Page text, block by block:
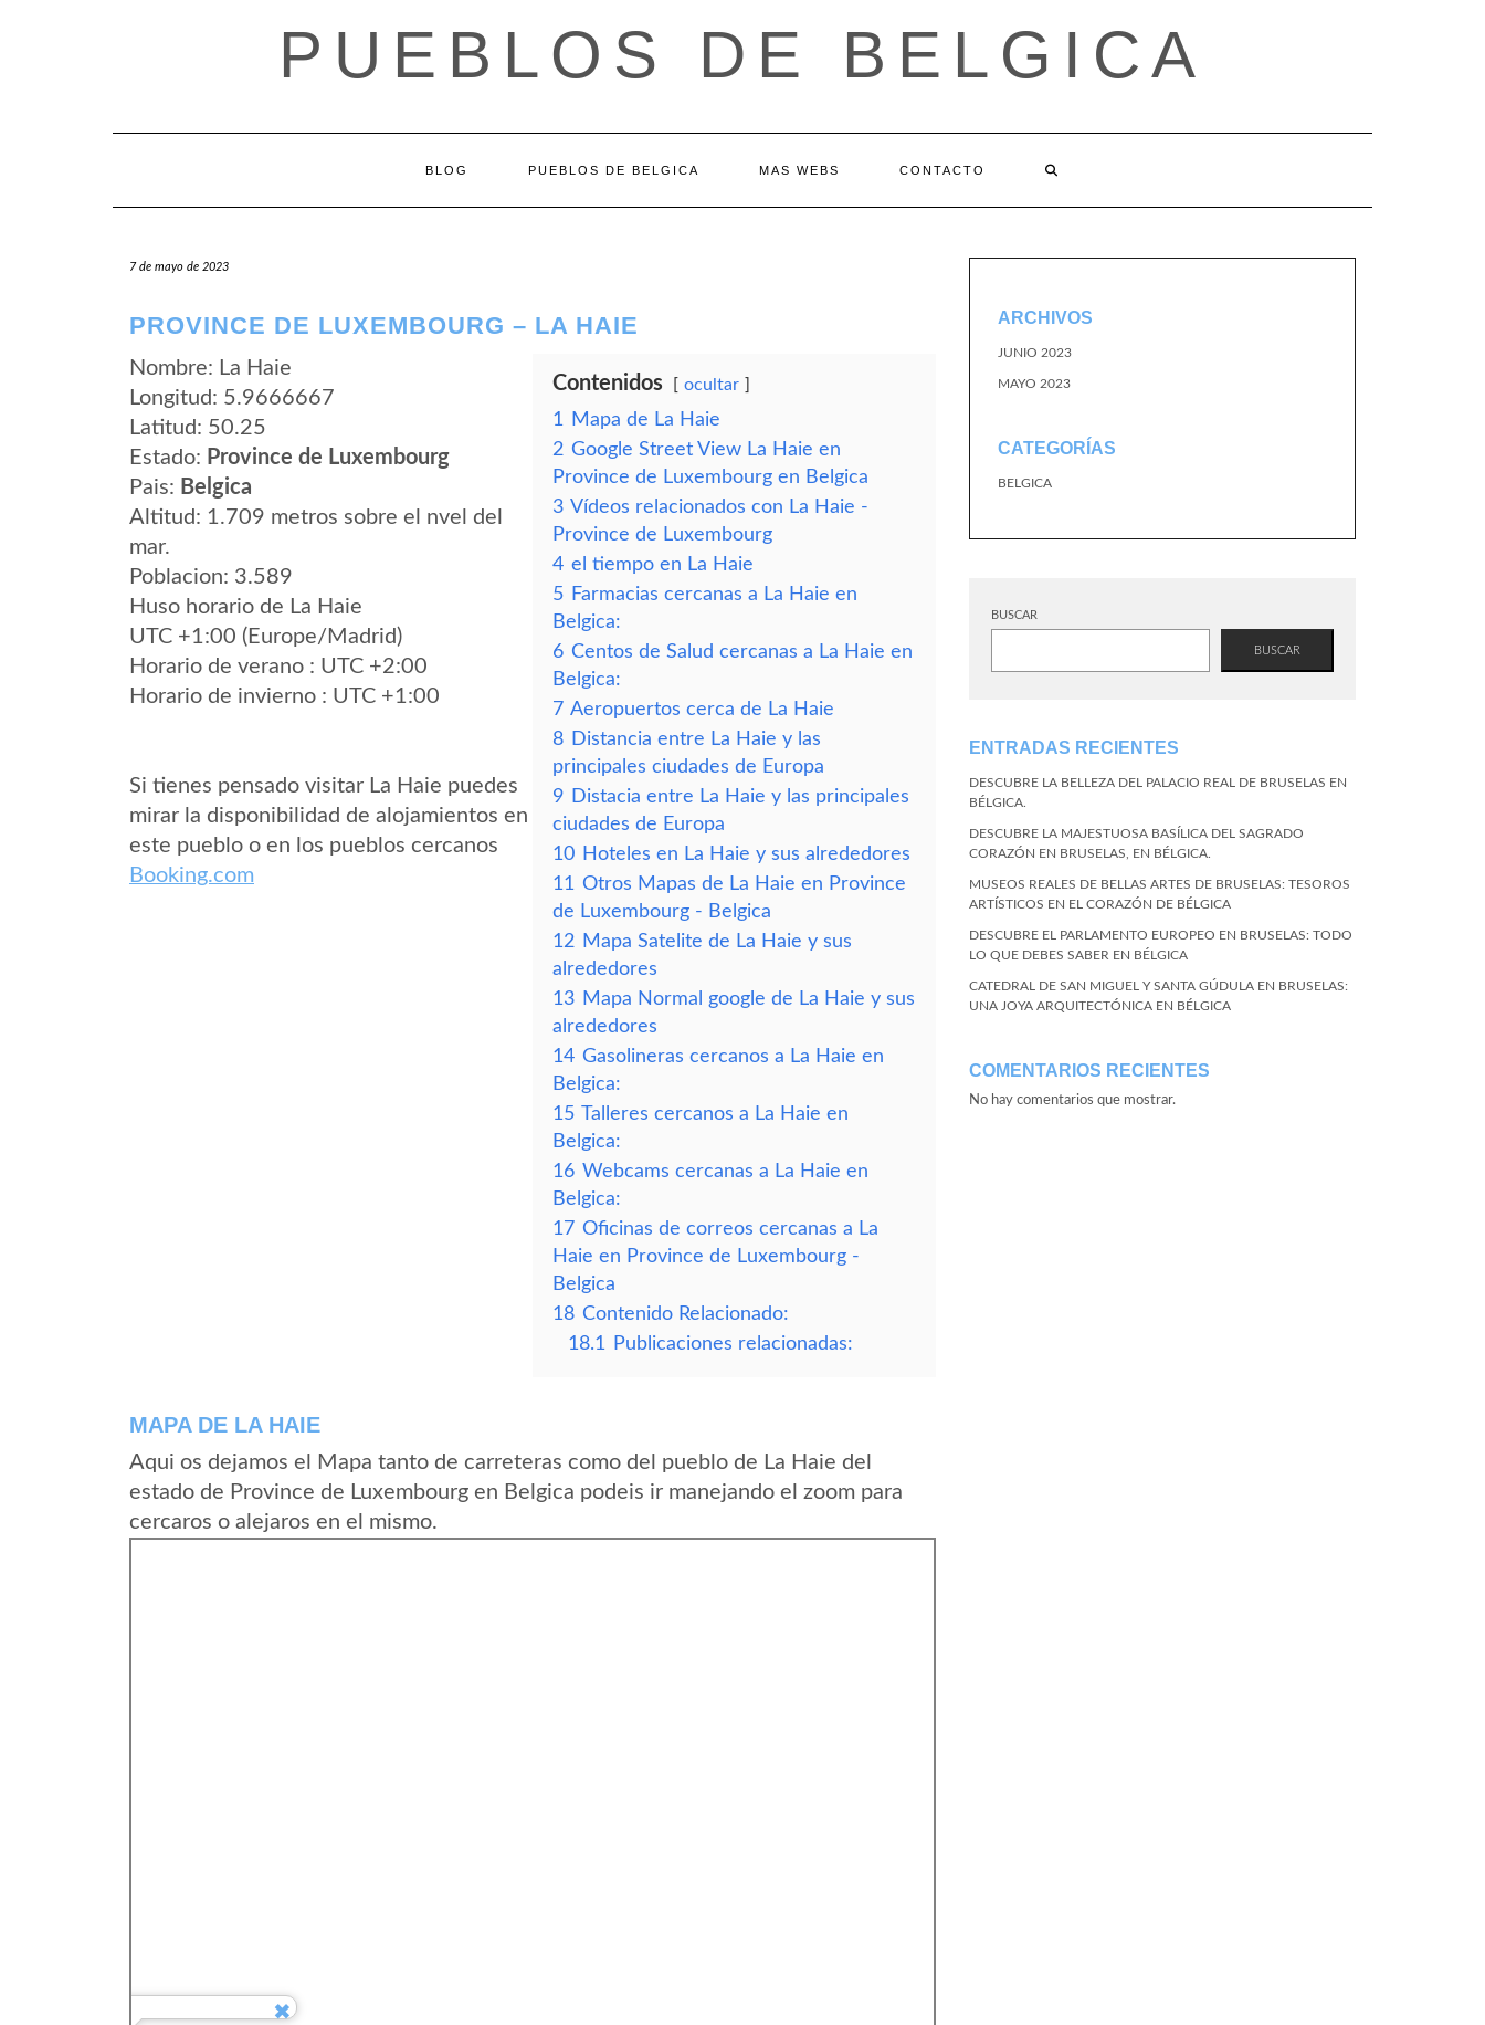
PUEBLOS DE BELGICA
BLOG PUEBLOS DE BELGICA MAS WEBS CONTACTO
7 de mayo de 2023
PROVINCE DE LUXEMBOURG – LA HAIE
Nombre: La Haie
Longitud: 5.9666667
Latitud: 50.25
Estado: Province de Luxembourg
Pais: Belgica
Altitud: 1.709 metros sobre el nvel del
mar.
Poblacion: 3.589
Huso horario de La Haie
UTC +1:00 (Europe/Madrid)
Horario de verano : UTC +2:00
Horario de invierno : UTC +1:00
Si tienes pensado visitar La Haie puedes
mirar la disponibilidad de alojamientos en
este pueblo o en los pueblos cercanos
Booking.com
Contenidos ocultar
1
Mapa de La Haie
2 Google Street View La Haie en
Province de Luxembourg en Belgica
3 Vídeos relacionados con La Haie -
Province de Luxembourg
4 el tiempo en La Haie
5 Farmacias cercanas a La Haie en
Belgica:
6 Centos de Salud cercanas a La Haie en
Belgica:
7 Aeropuertos cerca de La Haie
8 Distancia entre La Haie y las
principales ciudades de Europa
9 Distacia entre La Haie y las principales
ciudades de Europa
10 Hoteles en La Haie y sus alrededores
11 Otros Mapas de La Haie en Province
de Luxembourg - Belgica
12 Mapa Satelite de La Haie y sus
alrededores
13 Mapa Normal google de La Haie y sus
alrededores
14 Gasolineras cercanos a La Haie en
Belgica:
15 Talleres cercanos a La Haie en
Belgica:
16 Webcams cercanas a La Haie en
Belgica:
17 Oficinas de correos cercanas a La
Haie en Province de Luxembourg -
Belgica
18 Contenido Relacionado:
18.1
Publicaciones relacionadas:
MAPA DE LA HAIE
Aqui os dejamos el Mapa tanto de carreteras como del pueblo de La Haie del
estado de Province de Luxembourg en Belgica podeis ir manejando el zoom para
cercaros o alejaros en el mismo.
ARCHIVOS
JUNIO 2023
MAYO 2023
CATEGORÍAS
BELGICA
BUSCAR
BUSCAR
ENTRADAS RECIENTES
DESCUBRE LA BELLEZA DEL PALACIO REAL DE BRUSELAS EN
BÉLGICA.
DESCUBRE LA MAJESTUOSA BASÍLICA DEL SAGRADO
CORAZÓN EN BRUSELAS, EN BÉLGICA.
MUSEOS REALES DE BELLAS ARTES DE BRUSELAS: TESOROS
ARTÍSTICOS EN EL CORAZÓN DE BÉLGICA
DESCUBRE EL PARLAMENTO EUROPEO EN BRUSELAS: TODO
LO QUE DEBES SABER EN BÉLGICA
CATEDRAL DE SAN MIGUEL Y SANTA GÚDULA EN BRUSELAS:
UNA JOYA ARQUITECTÓNICA EN BÉLGICA
COMENTARIOS RECIENTES
No hay comentarios que mostrar.